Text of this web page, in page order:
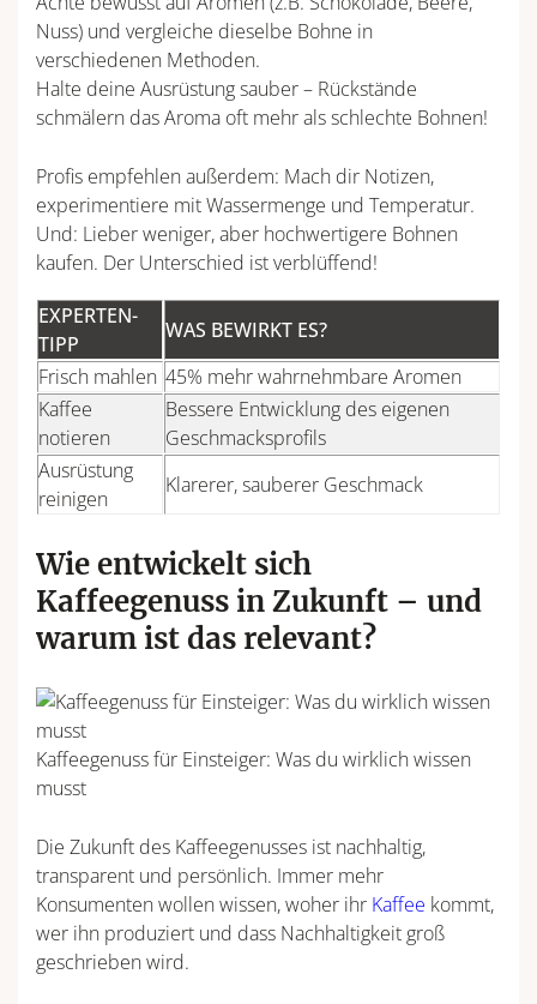
Nuss) und vergleiche dieselbe Bohne in
verschiedenen Methoden.
Halte deine Ausrüstung sauber – Rückstände
schmälern das Aroma oft mehr als schlechte Bohnen!
Profis empfehlen außerdem: Mach dir Notizen,
experimentiere mit Wassermenge und Temperatur.
Und: Lieber weniger, aber hochwertigere Bohnen
kaufen. Der Unterschied ist verblüffend!
EXPERTEN-
TIPP
WAS BEWIRKT ES?
Frisch mahlen 45% mehr wahrnehmbare Aromen
Kaffee
notieren
Bessere Entwicklung des eigenen
Geschmacksprofils
Ausrüstung
reinigen
Klarerer, sauberer Geschmack
Wie entwickelt sich
Kaffeegenuss in Zukunft – und
warum ist das relevant?
Kaffeegenuss für Einsteiger: Was du wirklich wissen
musst
Die Zukunft des Kaffeegenusses ist nachhaltig,
transparent und persönlich. Immer mehr
Konsumenten wollen wissen, woher ihr Kaffee kommt,
wer ihn produziert und dass Nachhaltigkeit groß
geschrieben wird.